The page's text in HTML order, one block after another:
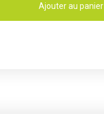
Ajouter au panier